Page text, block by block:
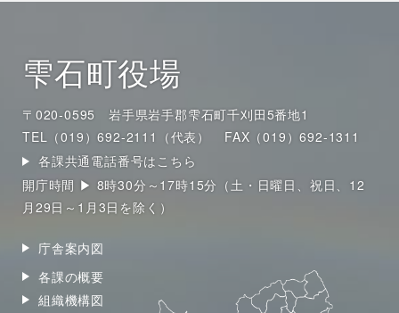
雫石町役場
〒020-0595 岩手県岩手郡雫石町千刈田5番地1
TEL（019）692-2111（代表）
FAX（019）692-1311
各課共通電話番号はこちら
開庁時間 ▶ 8時30分～17時15分（土・日曜日、祝日、12
月29日～1月3日を除く）
庁舎案内図
各課の概要
組織機構図